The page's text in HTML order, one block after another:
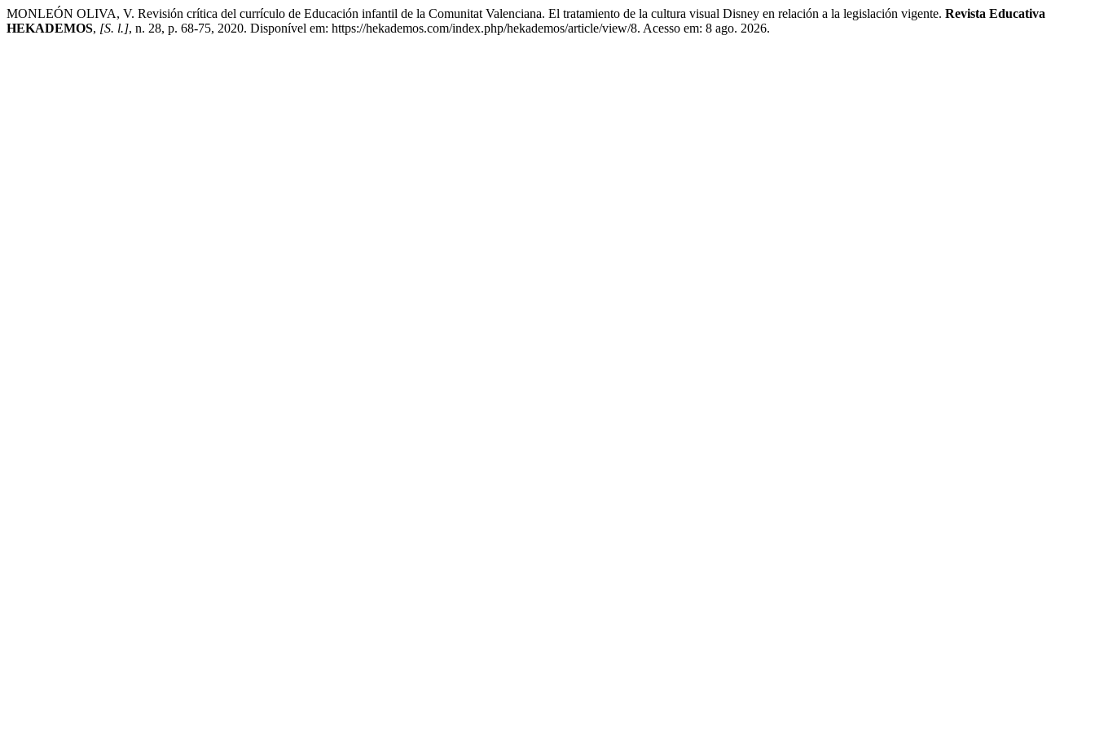
MONLEÓN OLIVA, V. Revisión crítica del currículo de Educación infantil de la Comunitat Valenciana. El tratamiento de la cultura visual Disney en relación a la legislación vigente. Revista Educativa
HEKADEMOS, [S. l.], n. 28, p. 68-75, 2020. Disponível em: https://hekademos.com/index.php/hekademos/article/view/8. Acesso em: 8 ago. 2026.